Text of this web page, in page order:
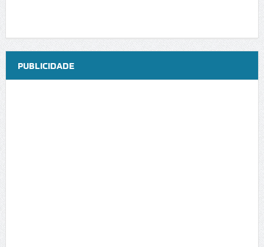
PUBLICIDADE